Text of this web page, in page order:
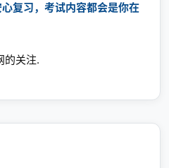
复习，考试内容都会是你在
的关注.